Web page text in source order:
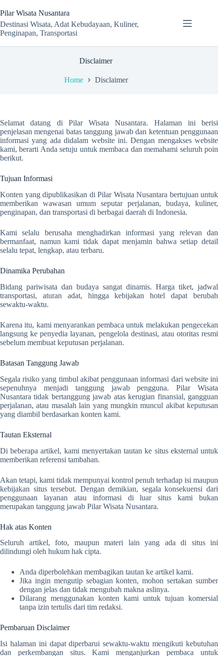
to
content
Pilar Wisata Nusantara
Destinasi Wisata, Adat Kebudayaan, Kuliner,
Penginapan, Transportasi
Disclaimer
Home Disclaimer
Selamat datang di Pilar Wisata Nusantara. Halaman ini berisi
penjelasan mengenai batas tanggung jawab dan ketentuan penggunaan
informasi yang ada didalam website ini. Dengan mengakses website
kami, berarti Anda setuju untuk membaca dan memahami seluruh poin
berikut.
Tujuan Informasi
Konten yang dipublikasikan di Pilar Wisata Nusantara bertujuan untuk
memberikan wawasan umum seputar perjalanan, budaya, kuliner,
penginapan, dan transportasi di berbagai daerah di Indonesia.
Kami selalu berusaha menghadirkan informasi yang relevan dan
bermanfaat, namun kami tidak dapat menjamin bahwa setiap detail
selalu tepat, lengkap, atau terbaru.
Dinamika Perubahan
Bidang pariwisata dan budaya sangat dinamis. Harga tiket, jadwal
transportasi, aturan adat, hingga kebijakan hotel dapat berubah
sewaktu-waktu.
Karena itu, kami menyarankan pembaca untuk melakukan pengecekan
langsung ke penyedia layanan, pengelola destinasi, atau otoritas resmi
sebelum membuat keputusan perjalanan.
Batasan Tanggung Jawab
Segala risiko yang timbul akibat penggunaan informasi dari website ini
sepenuhnya menjadi tanggung jawab pengguna. Pilar Wisata
Nusantara tidak bertanggung jawab atas kerugian finansial, gangguan
perjalanan, atau masalah lain yang mungkin muncul akibat keputusan
yang diambil berdasarkan konten kami.
Tautan Eksternal
Di beberapa artikel, kami menyertakan tautan ke situs eksternal untuk
memberikan referensi tambahan.
Akan tetapi, kami tidak mempunyai kontrol penuh terhadap isi maupun
kebijakan situs tersebut. Dengan demikian, segala konsekuensi dari
penggunaan layanan atau informasi di luar situs kami bukan
merupakan tanggung jawab Pilar Wisata Nusantara.
Hak atas Konten
Seluruh artikel, foto, maupun materi lain yang ada di situs ini
dilindungi oleh hukum hak cipta.
Anda diperbolehkan membagikan tautan ke artikel kami.
Jika ingin mengutip sebagian konten, mohon sertakan sumber
dengan jelas dan tidak mengubah makna aslinya.
Dilarang menggunakan konten kami untuk tujuan komersial
tanpa izin tertulis dari tim redaksi.
Pembaruan Disclaimer
Isi halaman ini dapat diperbarui sewaktu-waktu mengikuti kebutuhan
dan perkembangan situs. Kami menganjurkan pembaca untuk